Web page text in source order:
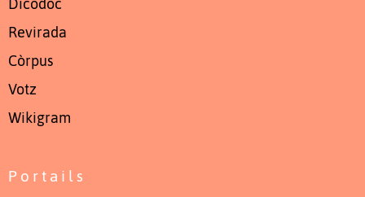
Dicodòc
Revirada
Còrpus
Votz
Wikigram
Portails